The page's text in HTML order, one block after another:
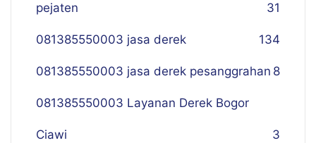
pejaten 31
081385550003 jasa derek 134
081385550003 jasa derek pesanggrahan 8
081385550003 Layanan Derek Bogor
Ciawi 3